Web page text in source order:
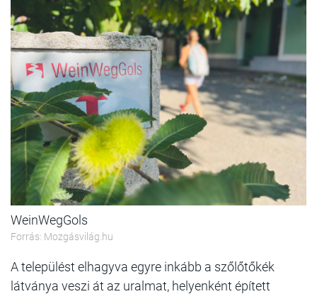
WeinWegGols
Forrás: Mozgásvilág.hu
A települést elhagyva egyre inkább a szőlőtőkék
látványa veszi át az uralmat, helyenként épített